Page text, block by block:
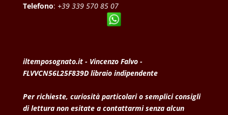
Telefono: +39 339 570 85 07
iltemposognato.it - Vincenzo Falvo -
FLVVCN56L25F839D libraio indipendente
Per richieste, curiosità particolari o semplici consigli
di lettura non esitate a contattarmi senza alcun